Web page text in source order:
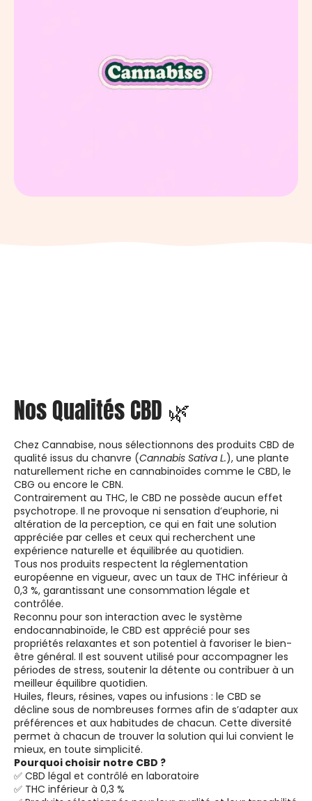
Nos Qualités CBD 🌿
Chez Cannabise, nous sélectionnons des produits CBD de
qualité issus du chanvre (Cannabis Sativa L.), une plante
naturellement riche en cannabinoïdes comme le CBD, le
CBG ou encore le CBN.
Contrairement au THC, le CBD ne possède aucun effet
psychotrope. Il ne provoque ni sensation d’euphorie, ni
altération de la perception, ce qui en fait une solution
appréciée par celles et ceux qui recherchent une
expérience naturelle et équilibrée au quotidien.
Tous nos produits respectent la réglementation
européenne en vigueur, avec un taux de THC inférieur à
0,3 %, garantissant une consommation légale et
contrôlée.
Reconnu pour son interaction avec le système
endocannabinoïde, le CBD est apprécié pour ses
propriétés relaxantes et son potentiel à favoriser le bien-
être général. Il est souvent utilisé pour accompagner les
périodes de stress, soutenir la détente ou contribuer à un
meilleur équilibre quotidien.
Huiles, fleurs, résines, vapes ou infusions : le CBD se
décline sous de nombreuses formes afin de s’adapter aux
préférences et aux habitudes de chacun. Cette diversité
permet à chacun de trouver la solution qui lui convient le
mieux, en toute simplicité.
Pourquoi choisir notre CBD ?
✅ CBD légal et contrôlé en laboratoire
✅ THC inférieur à 0,3 %